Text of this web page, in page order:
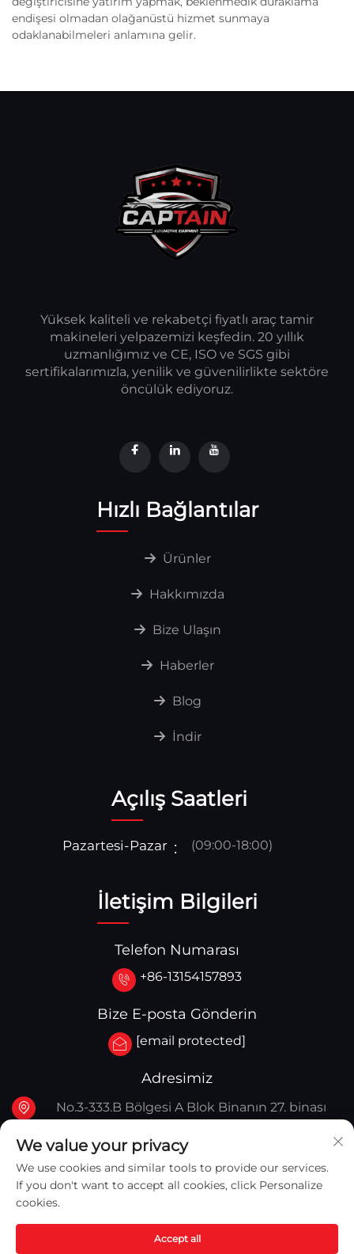
endişesi olmadan olağanüstü hizmet sunmaya
odaklanabilmeleri anlamına gelir.
Yüksek kaliteli ve rekabetçi fiyatlı araç tamir
makineleri yelpazemizi keşfedin. 20 yıllık
uzmanlığımız ve CE, ISO ve SGS gibi
sertifikalarımızla, yenilik ve güvenilirlikte sektöre
öncülük ediyoruz.
Hızlı Bağlantılar
Ürünler
Hakkımızda
Bize Ulaşın
Haberler
Blog
İndir
Açılış Saatleri
Pazartesi-Pazar (09:00-18:00)
İletişim Bilgileri
Telefon Numarası
+86-13154157893
Bize E-posta Gönderin
[email protected]
Adresimiz
No.3-333.B Bölgesi A Blok Binanın 27. binası
Yingkou, Çin
We value your privacy
We use cookies and similar tools to provide our services.
If you don't want to accept all cookies, click Personalize
cookies.
Accept all